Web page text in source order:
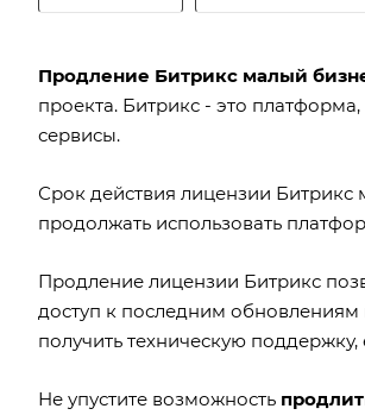
Продление Битрикс малый
проекта. Битрикс - это
сервисы.
Срок действия лицензии Битрикс
продолжать использовать
Продление лицензии Битрикс
доступ к последним обновлениям
получить техническую
Не упустите возможность